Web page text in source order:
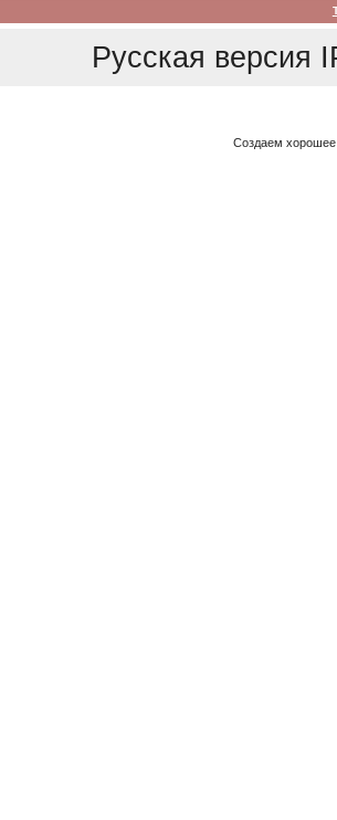
Русская версия
Создаем